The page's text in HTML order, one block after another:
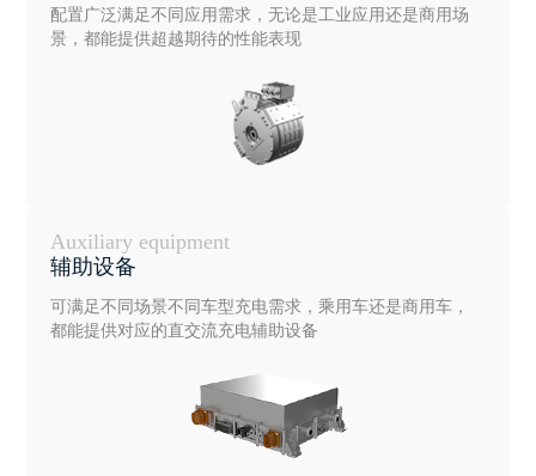
配置广泛满足不同应用需求，无论是工业应用还是商用场
景，都能提供超越期待的性能表现
Auxiliary equipment
辅助设备
可满足不同场景不同车型充电需求，乘用车还是商用车，
都能提供对应的直交流充电辅助设备